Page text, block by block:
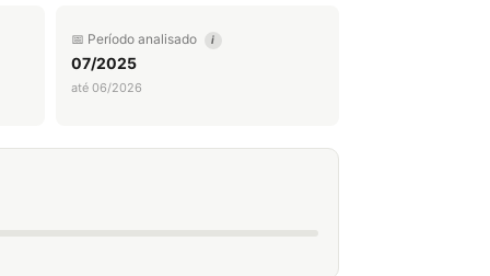
📅 Período analisado i
07/2025
até 06/2026